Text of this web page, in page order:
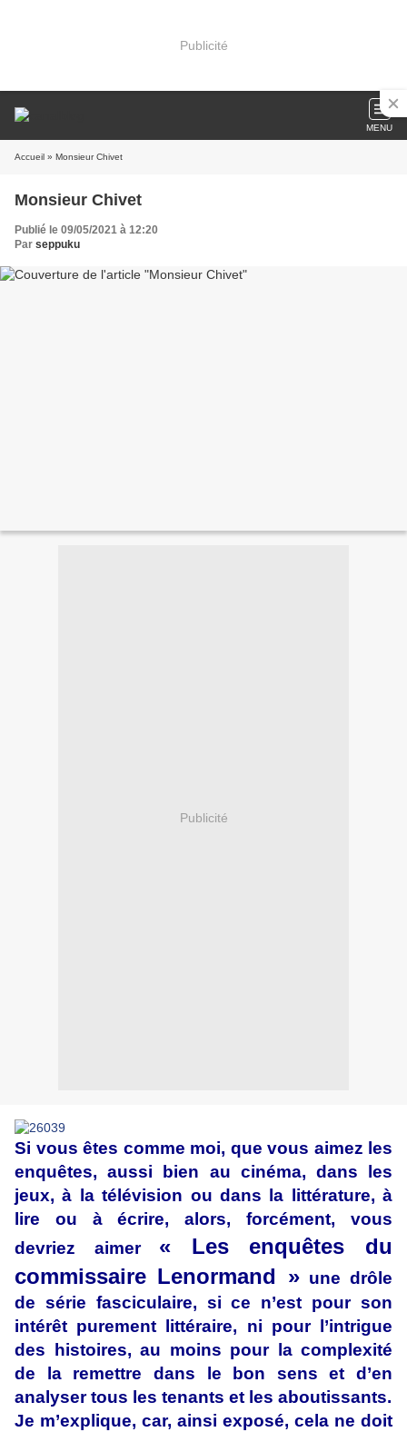
Publicité
MENU
Accueil » Monsieur Chivet
Monsieur Chivet
Publié le 09/05/2021 à 12:20
Par seppuku
Publicité
Si vous êtes comme moi, que vous aimez les
enquêtes, aussi bien au cinéma, dans les
jeux, à la télévision ou dans la littérature, à
lire ou à écrire, alors, forcément, vous
devriez aimer « Les enquêtes du
commissaire Lenormand »une drôle
de série fasciculaire, si ce n’est pour son
intérêt purement littéraire, ni pour l’intrigue
des histoires, au moins pour la complexité
de la remettre dans le bon sens et d’en
analyser tous les tenants et les aboutissants.
Je m’explique, car, ainsi exposé, cela ne doit